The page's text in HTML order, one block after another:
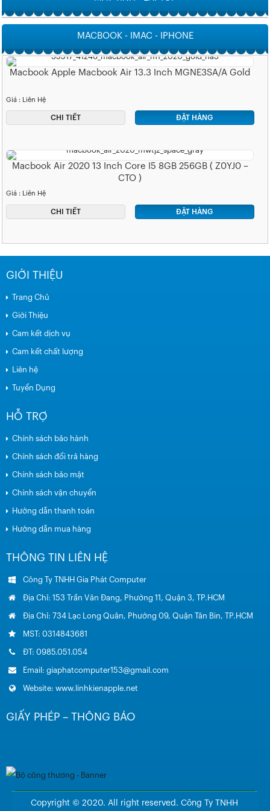
MACBOOK - IMAC - IPHONE
Macbook Apple Macbook Air 13.3 Inch MGNE3SA/A Gold
Giá : Liên Hệ
CHI TIẾT ĐẶT HÀNG
Macbook Air 2020 13 Inch Core I5 8GB 256GB ( Z0YJ0 –
CTO )
Giá : Liên Hệ
CHI TIẾT ĐẶT HÀNG
GIỚI THIỆU
Trang Chủ
Giới Thiệu
Cam kết dịch vụ
Cam kết chất lượng
Liên hệ
Tuyển Dụng
HỖ TRỢ
Chính sách bảo hành
Chính sách đổi trả hàng
Chính sách bảo mật
Chính sách vận chuyển
Hướng dẫn thanh toán
Hướng dẫn mua hàng
THÔNG TIN LIÊN HỆ
Công Ty TNHH Gia Phát Computer
Địa Chỉ: 153 Trần Văn Đang, Phường 11, Quận 3, TP.HCM
Địa Chỉ: 734 Lạc Long Quân, Phường 09, Quận Tân Bin, TP.HCM
MST: 0314843681
ĐT: 0985.051.054
Email: giaphatcomputer153@gmail.com
Website: www.linhkienapple.net
GIẤY PHÉP – THÔNG BÁO
Copyright © 2020. All right reserved. Công Ty TNHH